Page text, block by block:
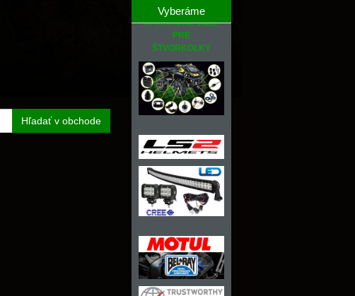
Hľadať v obchode
Vyberáme
NÁHRADNÉ DIELY
PRE
ŠTVORKOLKY